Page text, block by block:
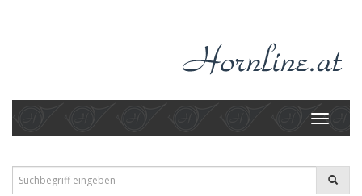
Toggle